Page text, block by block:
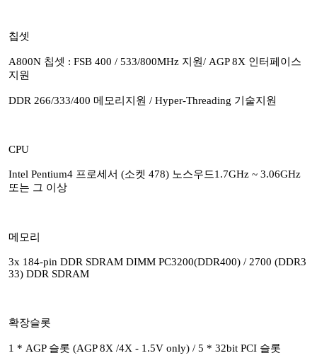
칩셋
A800N 칩셋 : FSB 400 / 533/800MHz 지원/ AGP 8X 인터페이스
지원
DDR 266/333/400 메모리지원 / Hyper-Threading 기술지원
CPU
Intel Pentium4 프로세서 (소켓 478) 노스우드1.7GHz ~ 3.06GHz
또는 그 이상
메모리
3x 184-pin DDR SDRAM DIMM PC3200(DDR400) / 2700 (DDR3
33) DDR SDRAM
확장슬롯
1 * AGP 슬롯 (AGP 8X /4X - 1.5V only) / 5 * 32bit PCI 슬롯